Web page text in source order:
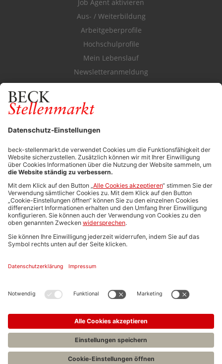
Job Agent aktivieren
Aus- / Weiterbildung
Arbeitgeberprofile
Hochschulprofile
Mein Lebenslauf
Newsletteranmeldung
Durchsuchen Sie den Stellenkatalog
FÜR ARBEITGEBER
Stellenmarktpreise
Anzeigen-AGB
Media-Daten
Newsletteranmeldung
Produktübersicht
ALLGEMEIN
FAQs
Impressum
Stellenangebote C.H.BECK